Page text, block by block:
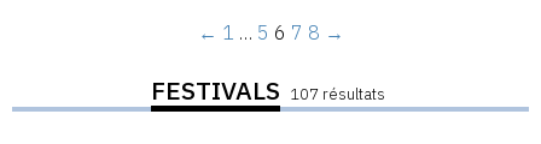
← 1 … 5 6 7 8 →
FESTIVALS 107 résultats